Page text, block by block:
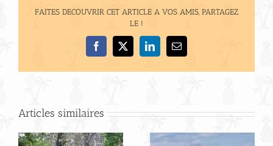
FAITES DECOUVRIR CET ARTICLE A VOS AMIS, PARTAGEZ
LE !
Facebook
X LinkedInEmail
Articles similaires